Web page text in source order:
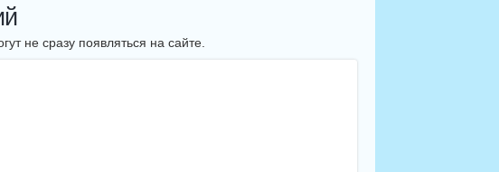
не сразу появляться на сайте.